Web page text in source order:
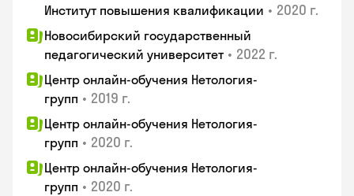
Институт повышения квалификации • 2020 г.
Новосибирский государственный
педагогический университет • 2022 г.
Центр онлайн-обучения Нетология-
групп • 2019 г.
Центр онлайн-обучения Нетология-
групп • 2020 г.
Центр онлайн-обучения Нетология-
групп • 2020 г.